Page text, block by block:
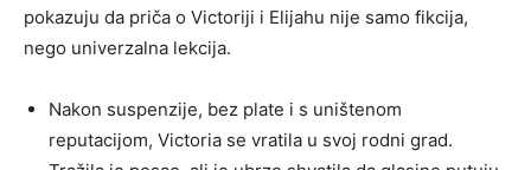
pokazuju da priča o Victoriji i Elijahu nije samo fikcija,
nego univerzalna lekcija.
Nakon suspenzije, bez plate i s uništenom
reputacijom, Victoria se vratila u svoj rodni grad.